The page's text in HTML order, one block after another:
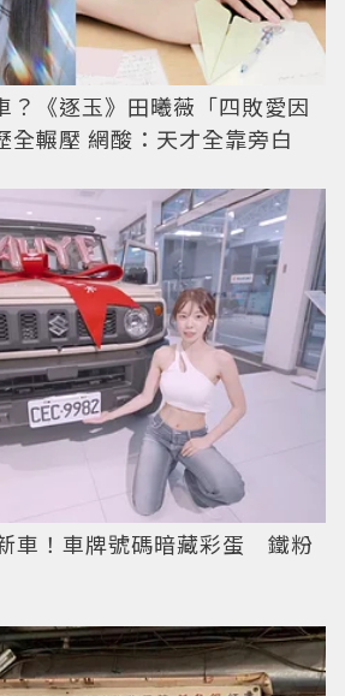
？《逐玉》田曦薇「四敗愛因
全輾壓 網酸：天才全靠旁白
車！車牌號碼暗藏彩蛋 鐵粉